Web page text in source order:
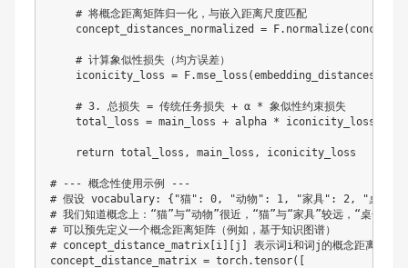
    # 将概念距离矩阵归一化，与嵌入距离尺度匹配
concept_distances_normalized =
    # 计算象似性损失（均方误差）
iconicity_loss = F.mse_loss(embedding_distances,
    # 3. 总损失 = 传统任务损失 + α * 象似性约束损失
    total_loss = main_loss + alpha * iconicity_loss
    return total_loss, main_loss, iconicity_loss
# --- 概念性使用示例 ---
# 假设 vocabulary: {"猫": 0, "动物": 1, "家具": 2, "桌子":
# 我们知道概念上：“猫”与“动物”很近，“猫”与“家具”较远，“桌子”与
# 可以预先定义一个概念距离矩阵（例如，基于知识图谱）
# concept_distance_matrix[i][j] 表示词i和词j的概念距离
concept_distance_matrix = torch.tensor([